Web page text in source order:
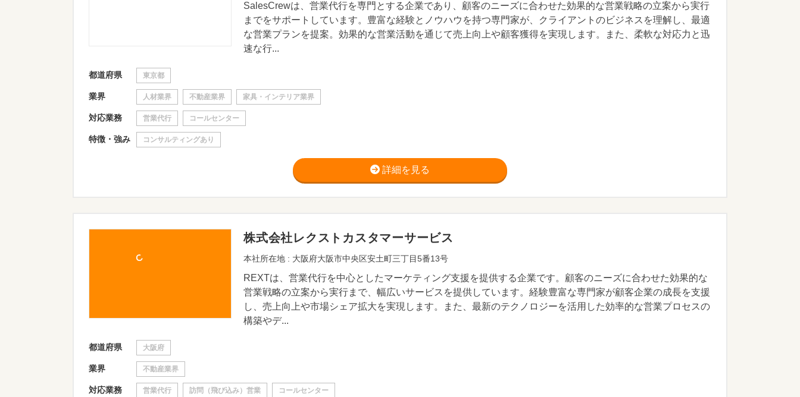
SalesCrewは、営業代行を専門とする企業であり、顧客のニーズに合わせた効果的な営業戦略の立案から実行
までをサポートしています。豊富な経験とノウハウを持つ専門家が、クライアントのビジネスを理解し、最適
な営業プランを提案。効果的な営業活動を通じて売上向上や顧客獲得を実現します。また、柔軟な対応力と迅
速な行...
都道府県 東京都
業界 人材業界 不動産業界 家具・インテリア業界
対応業務 営業代行 コールセンター
特徴・強み コンサルティングあり
詳細を見る
株式会社レクストカスタマーサービス
本社所在地 : 大阪府大阪市中央区安土町三丁目5番13号
REXTは、営業代行を中心としたマーケティング支援を提供する企業です。顧客のニーズに合わせた効果的な
営業戦略の立案から実行まで、幅広いサービスを提供しています。経験豊富な専門家が顧客企業の成長を支援
し、売上向上や市場シェア拡大を実現します。また、最新のテクノロジーを活用した効率的な営業プロセスの
構築やデ...
都道府県 大阪府
業界 不動産業界
対応業務 営業代行 訪問（飛び込み）営業 コールセンター